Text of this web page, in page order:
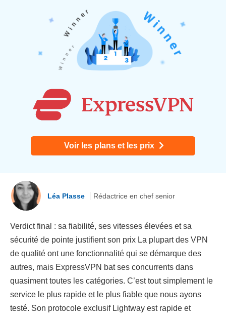
Voir les plans et les prix
Léa Plasse Rédactrice en chef senior
Verdict final : sa fiabilité, ses vitesses élevées et sa
sécurité de pointe justifient son prix La plupart des VPN
de qualité ont une fonctionnalité qui se démarque des
autres, mais ExpressVPN bat ses concurrents dans
quasiment toutes les catégories. C’est tout simplement le
service le plus rapide et le plus fiable que nous ayons
testé. Son protocole exclusif Lightway est rapide et